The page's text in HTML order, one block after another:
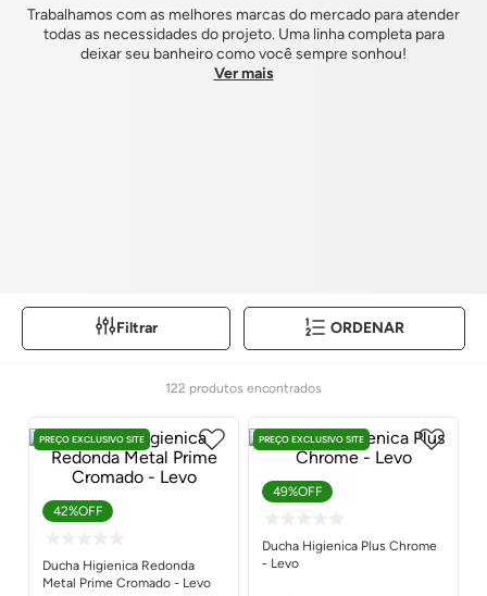
Trabalhamos com as melhores marcas do mercado para atender
todas as necessidades do projeto. Uma linha completa para
deixar seu banheiro como você sempre sonhou!
Ver mais
Filtrar ORDENAR
122 produtos
42%OFF
Ducha Higienica Redonda
Metal Prime Cromado - Levo
PREÇO EXCLUSIVO SITE
49%OFF
Ducha Higienica Plus Chrome
- Levo
PREÇO EXCLUSIVO SITE